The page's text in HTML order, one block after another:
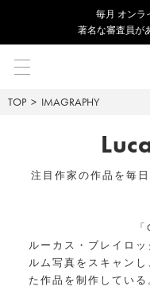
毎⽉ オンラ
著名な審査員が
TOP IMAGRAPHY
注目作家の作品を毎
ルーカス・ブレイロ
ルム写真をスキャン
た作品を制作してい